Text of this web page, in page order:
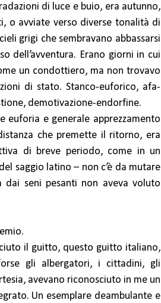
di luce e buio, era autunno,
o avviate verso diverse tonalità di
grigi che sembravano abbassarsi
dell’avventura. Erano giorni in cui
un condottiero, ma non trovavo
di stato. Stanco-euforico, afa-
demotivazione-endorfine.
euforia e generale apprezzamento
che premette il ritorno, era
di breve periodo, come in un
saggio latino – non c’è da mutare
seni pesanti non aveva voluto
il guitto, questo guitto italiano,
gli albergatori, i cittadini, gli
avevano riconosciuto in me un
Un esemplare deambulante e